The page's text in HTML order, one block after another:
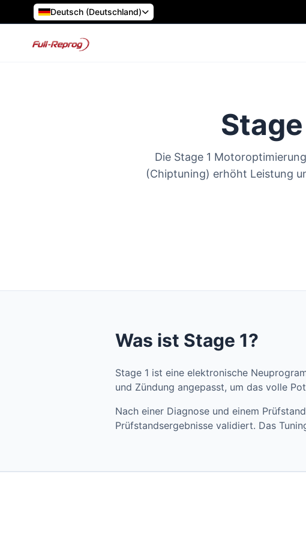
Deutsch (Deutschland)
Die Stage 1
(Chiptuning) erhöht Leistung
Was ist Stage 1?
Stage 1 ist eine elektronische
und Zündung angepasst, um das volle
Nach einer Diagnose und einem
Prüfstandsergebnisse validiert. Das